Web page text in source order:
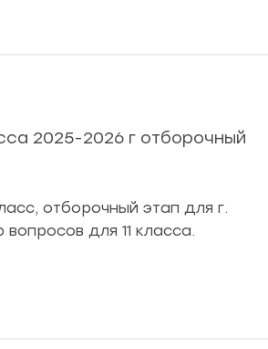
2025-2026 г отборочный
отборочный этап для г.
вопросов для 11 класса.